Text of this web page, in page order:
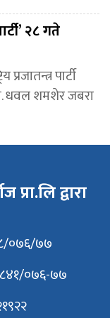
२८ गते
पार्टी
धवल शमशेर जबरा
द्वारा
०७६/७७
०७६-७७